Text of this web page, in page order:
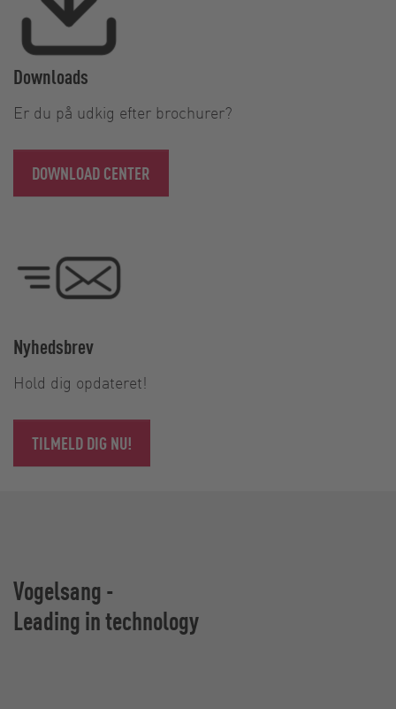
Downloads
Er du på udkig efter brochurer?
DOWNLOAD CENTER
Nyhedsbrev
Hold dig opdateret!
TILMELD DIG NU!
Vogelsang -
Leading in technology